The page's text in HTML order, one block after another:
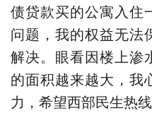
债贷款买的公寓入住
问题，我的权益无法
解决。眼看因楼上渗
的面积越来越大，我
力，希望西部民生热